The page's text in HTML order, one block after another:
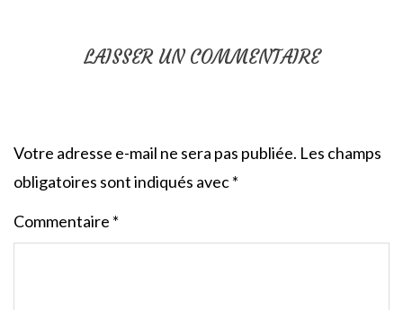
LAISSER UN COMMENTAIRE
Votre adresse e-mail ne sera pas publiée. Les champs
obligatoires sont indiqués avec*
Commentaire *